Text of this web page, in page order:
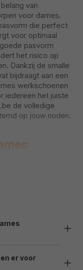
van
voor dames.
die perfect
voor optimaal
pasvorm
het risico op
Dankzij de smalle
bijdraagt aan een
werkschoenen
iedereen het juiste
de volledige
op jouw noden.
ontworpen zijn
stabiliteit en
druk op voeten en
deer voor